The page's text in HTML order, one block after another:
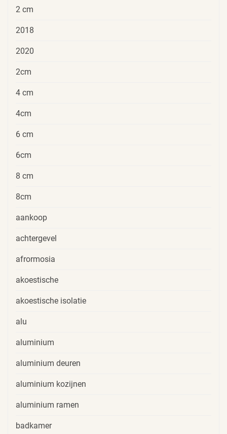
2 cm
2018
2020
2cm
4 cm
4cm
6 cm
6cm
8 cm
8cm
aankoop
achtergevel
afrormosia
akoestische
akoestische isolatie
alu
aluminium
aluminium deuren
aluminium kozijnen
aluminium ramen
badkamer